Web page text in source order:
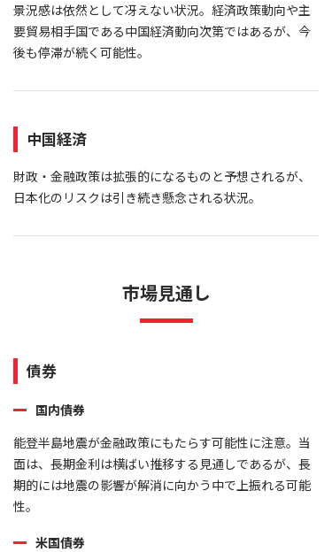
景況感は依然として冴えない状況。経済政策動向や主
要貿易相手国である中国経済動向次第ではあるが、今
後も停滞が続く可能性。
中国経済
財政・金融政策は拡張的になるものと予想されるが、
日本化のリスクは引き続き懸念される状況。
市場見通し
債券
国内債券
能登半島地震が金融政策にもたらす可能性に注意。当
面は、長期金利は横ばい推移する見通しであるが、長
期的には地震の影響が解消に向かう中で上振れる可能
性。
米国債券